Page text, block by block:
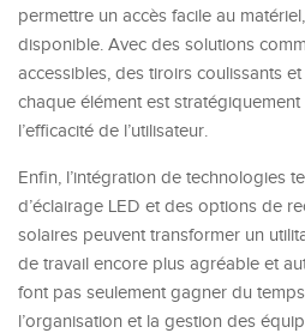
permettre un accès facile au
disponible. Avec des solutions
accessibles, des tiroirs coulissants
chaque élément est
l’efficacité de l’utilisateur.
Enfin, l’intégration de technologies
d’éclairage LED et des options de
solaires peuvent transformer un
de travail encore plus agréable et
font pas seulement gagner du
l’organisation et la gestion des